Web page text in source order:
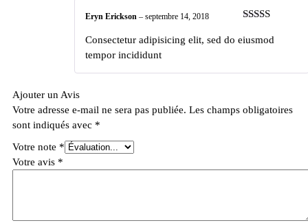
sur 5
Eryn Erickson – septembre 14, 2018
Consectetur adipisicing elit, sed do eiusmod
tempor incididunt
Ajouter un Avis
Votre adresse e-mail ne sera pas publiée. Les champs obligatoires
sont indiqués avec *
Votre note *
Votre avis *